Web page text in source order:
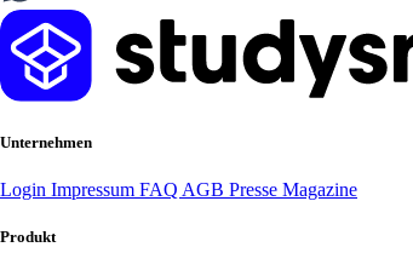
Unternehmen
Login Impressum FAQ AGB Presse Magazine
Produkt